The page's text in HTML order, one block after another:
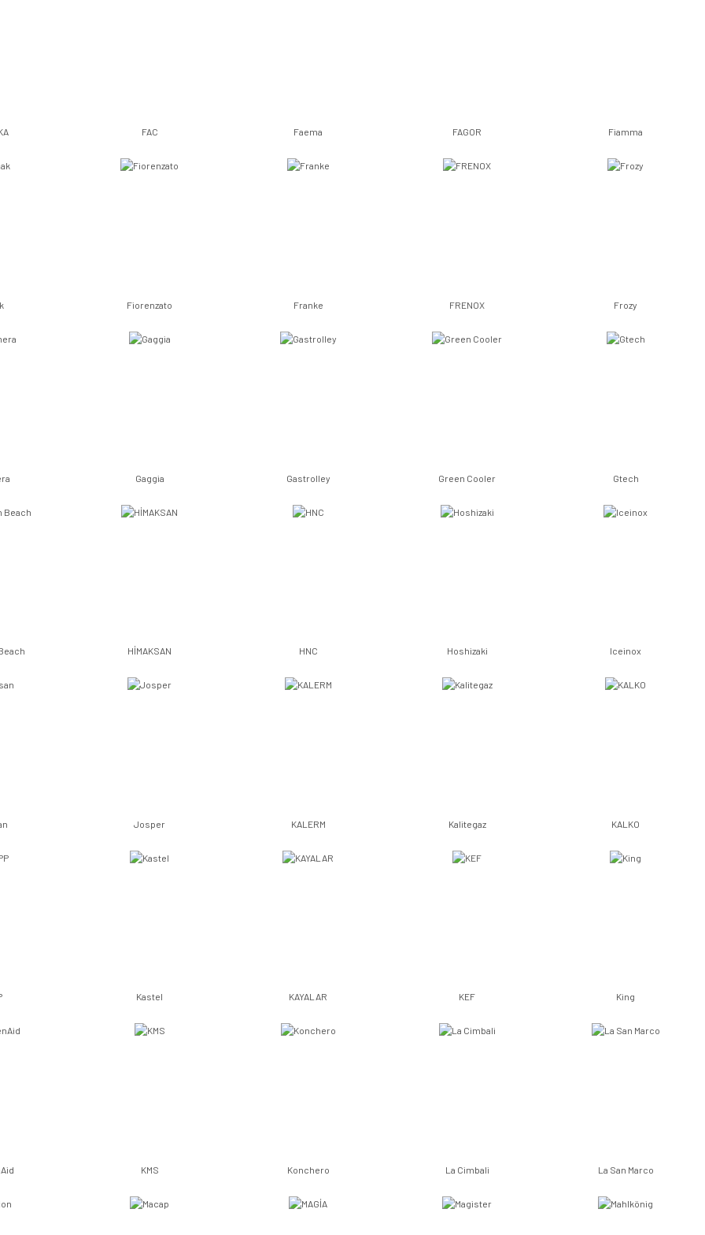
FAC Faema FAGOR Fiamma
Fiorenzato Franke FRENOX Frozy
Gaggia Gastrolley Green Cooler Gtech
HİMAKSAN HNC Hoshizaki Iceinox
Josper KALERM Kalitegaz KALKO
Kastel KAYALAR KEF King
KMS Konchero La Cimbali La San Marco